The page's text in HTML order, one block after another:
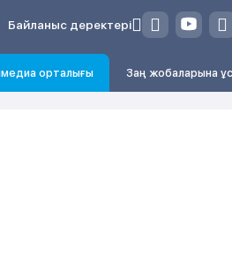
Байланыс деректері
орталығы Заң жобаларына